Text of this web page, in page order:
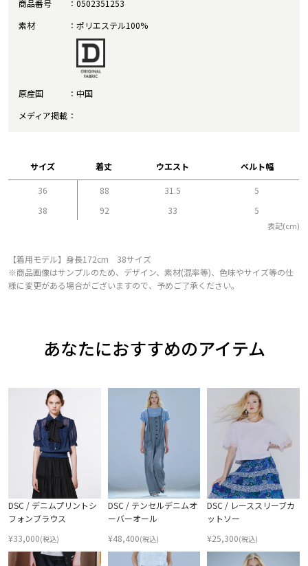
商品番号
0502351253
素材
ポリエステル100%
原産国
中国
メディア掲載
サイズ 着丈 ウエスト ベルト幅
36 88 31.5
5
38
92 33 5
表記(cm)
【着用モデル】身長172cm 38サイズ
※商品画像はサンプルのため、デザイン、素材(混率等)、色味やサイズ等の仕
様に変更がある場合がございますので、予めご了承ください。
あなたにおすすめのアイテム
DSC / デニムプリントシ
フォンブラウス
¥33,000(税込)
DSC / テンセルデニムオ
ーバーオール
¥48,400(税込)
DSC / レーススリーブカ
ットソー
¥25,300(税込)